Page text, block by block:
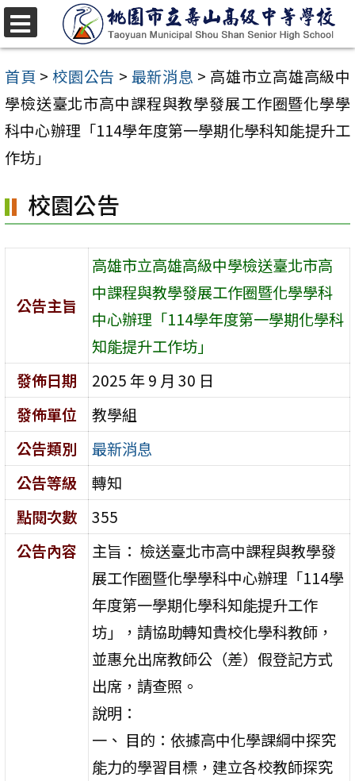
跳
至
主
要
內
容
首頁 > 校園公告 > 最新消息 > 高雄市立高雄高級中
學檢送臺北市高中課程與教學發展工作圈暨化學學
科中心辦理「114學年度第一學期化學科知能提升工
作坊」
校園公告
公告主旨
高雄市立高雄高級中學檢送臺北市高
中課程與教學發展工作圈暨化學學科
中心辦理「114學年度第一學期化學科
知能提升工作坊」
發佈日期
2025 年 9 月 30 日
發佈單位
教學組
公告類別
最新消息
公告等級
轉知
點閱次數
355
公告內容
主旨： 檢送臺北市高中課程與教學發
展工作圈暨化學學科中心辦理「114學
年度第一學期化學科知能提升工作
坊」，請協助轉知貴校化學科教師，
並惠允出席教師公（差）假登記方式
出席，請查照。
說明：
一、 目的：依據高中化學課綱中探究
能力的學習目標，建立各校教師探究
選
單